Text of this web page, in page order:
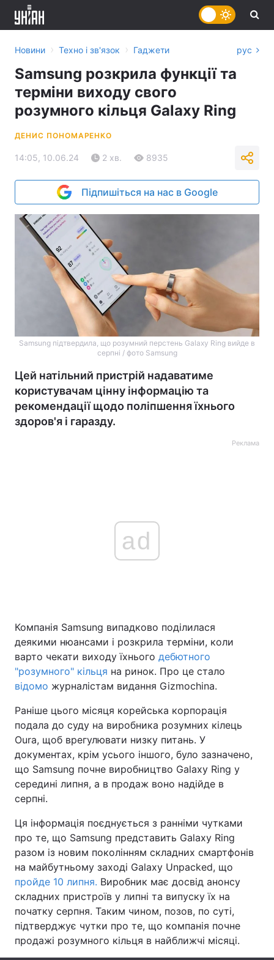
Україна Політика
Економіка Світ
Наука
Техно і зв'язок Лайт
Здоров'я Туризм
Цікавинки Погода
Лонгріди
Відео з Youtube Статті
Архів Вакансії
Новини › Техно і зв'язок › Гаджети рус
Samsung розкрила функції та
терміни виходу свого
розумного кільця Galaxy Ring
ДЕНИС ПОНОМАРЕНКО
14:05, 10.06.24 2 хв. 8935
Підпишіться на нас в Google
Samsung підтвердила, що розумний перстень Galaxy Ring вийде в
серпні / фото Samsung
Цей натільний пристрій надаватиме
користувачам цінну інформацію та
рекомендації щодо поліпшення їхнього
здоров'я і гаразду.
Реклама
ad
Компанія Samsung випадково поділилася
деякими нюансами і розкрила терміни, коли
варто чекати виходу їхнього дебютного
"розумного" кільця на ринок. Про це стало
відомо журналістам видання Gizmochina.
Раніше цього місяця корейська корпорація
подала до суду на виробника розумних кілець
Oura, щоб врегулювати низку питань. У
документах, крім усього іншого, було зазначено,
що Samsung почне виробництво Galaxy Ring у
середині липня, а в продаж воно надійде в
серпні.
Ця інформація поєднується з ранніми чутками
про те, що Samsung представить Galaxy Ring
разом із новим поколінням складних смартфонів
на майбутньому заході Galaxy Unpacked, що
пройде 10 липня. Виробник має досвід анонсу
складних пристроїв у липні та випуску їх на
початку серпня. Таким чином, позов, по суті,
підтверджує чутки про те, що компанія почне
продажі розумного кільця в найближчі місяці.